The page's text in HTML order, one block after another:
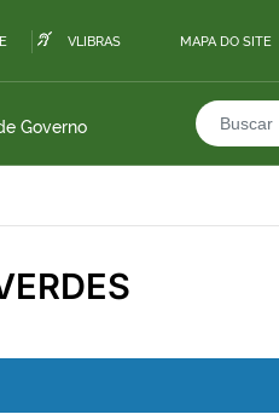
VLIBRAS MAPA DO SITE
Governo